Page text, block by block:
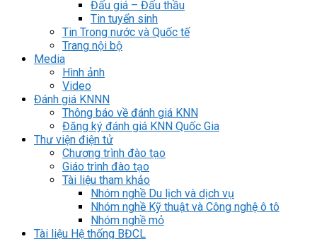
Đấu giá – Đấu thầu
Tin tuyển sinh
Tin Trong nước và Quốc tế
Trang nội bộ
Media
Hình ảnh
Video
Đánh giá KNNN
Thông báo về đánh giá KNN
Đăng ký đánh giá KNN Quốc Gia
Thư viện điện tử
Chương trình đào tạo
Giáo trình đào tạo
Tài liệu tham khảo
Nhóm nghề Du lịch và dịch vụ
Nhóm nghề Kỹ thuật và Công nghệ ô tô
Nhóm nghề mỏ
Tài liệu Hệ thống BĐCL